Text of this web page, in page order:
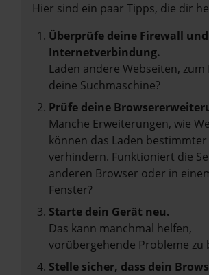
Hier sind ein paar Tipps, die dir
Überprüfe deine Firewall
Internetverbindung.
Laden andere Webseiten, zum
deine Suchmaschine?
Prüfe deine
Manche Erweiterungen, wie
können das Laden bestimmter
verhindern. Funktioniert die
anderen Browser oder in
Fenster?
Starte dein Gerät neu.
Das kann manchmal helfen,
vorübergehende Probleme zu
Stelle sicher, dass dein